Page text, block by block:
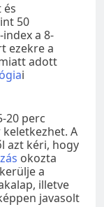
és
50
a 8-
ezekre a
adott
i
20 perc
A
azt kéri, hogy
okozta
a
illetve
javasolt